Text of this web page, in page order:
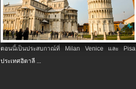
ตอนนี้เป็นประสบกาณ์ที่ Milan Venice และ Pisa
ประเทศอิตาลี ...